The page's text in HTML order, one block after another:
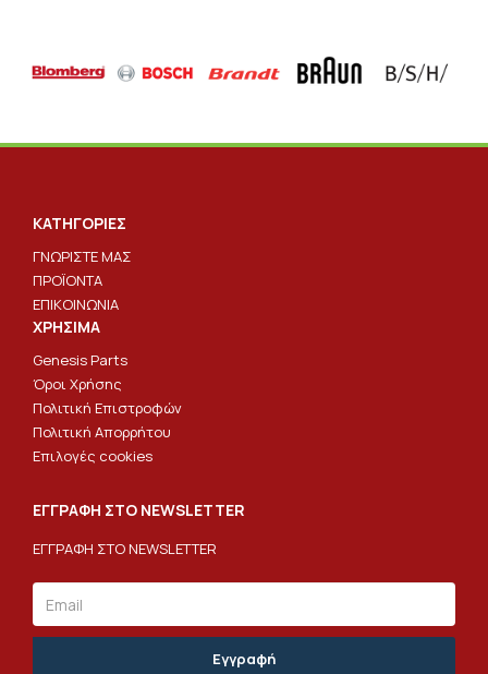
ΚΑΤΗΓΟΡΙΕΣ
ΓΝΩΡΙΣΤΕ ΜΑΣ
ΠΡΟΪΟΝΤΑ
ΕΠΙΚΟΙΝΩΝΙΑ
ΧΡΗΣΙΜΑ
Genesis Parts
Όροι Χρήσης
Πολιτική Επιστροφών
Πολιτική Απορρήτου
Επιλογές cookies
ΕΓΓΡΑΦΗ ΣΤΟ NEWSLETTER
ΕΓΓΡΑΦΗ ΣΤΟ NEWSLETTER